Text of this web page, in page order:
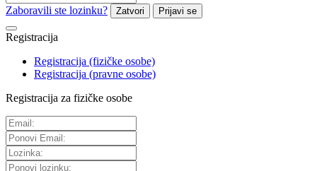
Zaboravili ste lozinku? Zatvori Prijavi se
Registracija
Registracija (fizičke osobe)
Registracija (pravne osobe)
Registracija za fizičke osobe